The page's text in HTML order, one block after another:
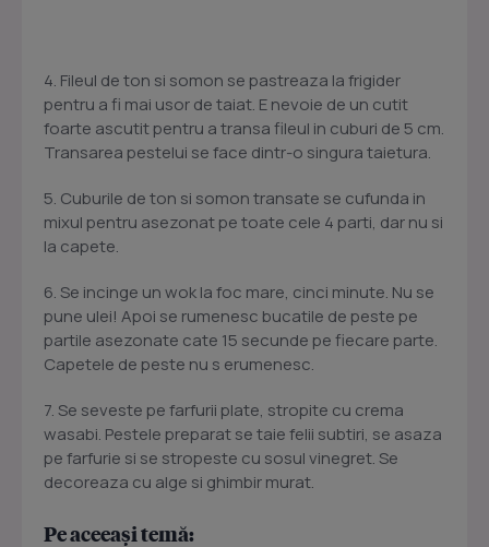
4. Fileul de ton si somon se pastreaza la frigider
pentru a fi mai usor de taiat. E nevoie de un cutit
foarte ascutit pentru a transa fileul in cuburi de 5 cm.
Transarea pestelui se face dintr-o singura taietura.
5. Cuburile de ton si somon transate se cufunda in
mixul pentru asezonat pe toate cele 4 parti, dar nu si
la capete.
6. Se incinge un wok la foc mare, cinci minute. Nu se
pune ulei! Apoi se rumenesc bucatile de peste pe
partile asezonate cate 15 secunde pe fiecare parte.
Capetele de peste nu s erumenesc.
7. Se seveste pe farfurii plate, stropite cu crema
wasabi. Pestele preparat se taie felii subtiri, se asaza
pe farfurie si se stropeste cu sosul vinegret. Se
decoreaza cu alge si ghimbir murat.
Pe aceeași temă: